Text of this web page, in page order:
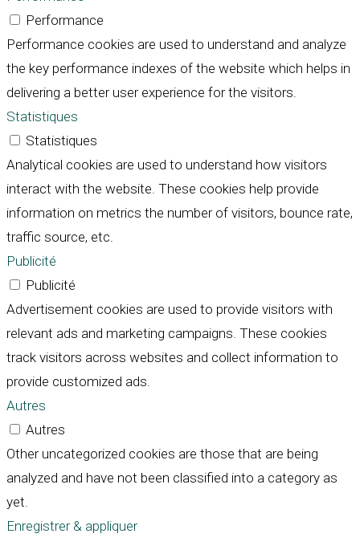
Performance
Performance cookies are used to understand and analyze
the key performance indexes of the website which helps in
delivering a better user experience for the visitors.
Statistiques
Statistiques
Analytical cookies are used to understand how visitors
interact with the website. These cookies help provide
information on metrics the number of visitors, bounce rate,
traffic source, etc.
Publicité
Publicité
Advertisement cookies are used to provide visitors with
relevant ads and marketing campaigns. These cookies
track visitors across websites and collect information to
provide customized ads.
Autres
Autres
Other uncategorized cookies are those that are being
analyzed and have not been classified into a category as
yet.
Enregistrer & appliquer